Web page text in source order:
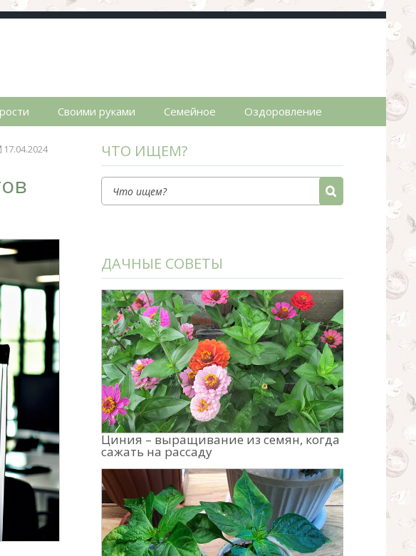
простые рецепты.
Своими руками Семейное Оздоровление
17.04.2024 ЧТО ИЩЕМ?
ДАЧНЫЕ СОВЕТЫ
Циния – выращивание из семян, когда
сажать на рассаду